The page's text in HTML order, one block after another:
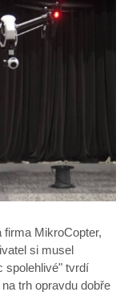
firma MikroCopter,
si musel
spolehlivé" tvrdí
trh opravdu dobře